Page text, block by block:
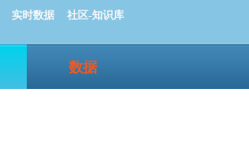
实时数据 社区-知识库
数据